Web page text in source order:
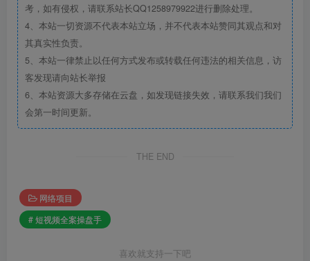
考，如有侵权，请联系站长QQ1258979922进行删除处理。
4、本站一切资源不代表本站立场，并不代表本站赞同其观点和对
其真实性负责。
5、本站一律禁止以任何方式发布或转载任何违法的相关信息，访
客发现请向站长举报
6、本站资源大多存储在云盘，如发现链接失效，请联系我们我们
会第一时间更新。
THE END
网络项目
# 短视频全案操盘手
喜欢就支持一下吧